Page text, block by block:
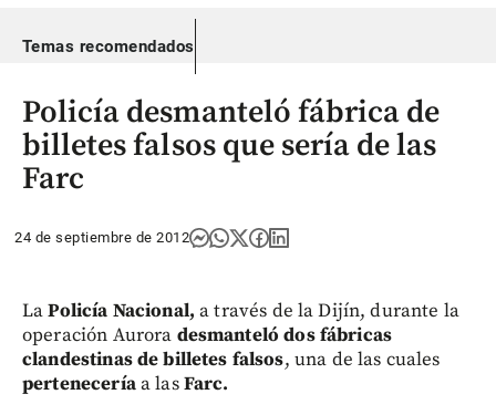
Temas recomendados
Policía desmanteló fábrica de
billetes falsos que sería de las
Farc
24 de septiembre de 2012
LaPolicía Nacional, a través de la Dijín, durante la
operación Aurora desmanteló dos fábricas
clandestinas de billetes falsos, una de las cuales
perteneceríaa lasFarc.